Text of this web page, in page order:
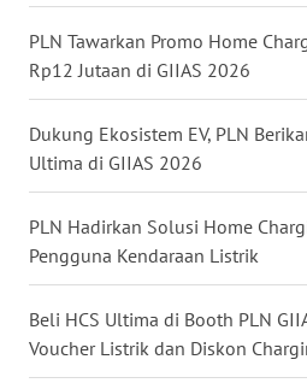
PLN Tawarkan Promo Home
Rp12 Jutaan di GIIAS 2026
Dukung Ekosistem EV, PLN
Ultima di GIIAS 2026
PLN Hadirkan Solusi Home
Pengguna Kendaraan Listrik
Beli HCS Ultima di Booth PLN
Voucher Listrik dan Diskon
BENGKULU
WN
LAMPUNG
WN
JATENG
WN
NUSANTARA
WN